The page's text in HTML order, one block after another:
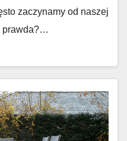
zaczynamy od naszej
prawda?…